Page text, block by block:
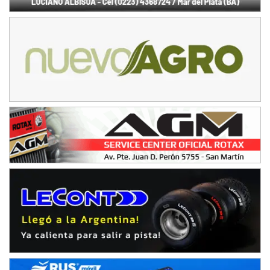
08/09-AGO
Baradero (Buenos Aires)
KDO - F6
ENTRERRIANO - F6 (POSTERGADA)
Parque de la Velocidad (Asfalto)
Villaguay (Entre Ríos)
VICTORIENSE - F7
PATAGONICO - F6
Moto Club Reginense (Tierra)
Gral. E. Godoy (Río Negro)
CSK - F7
Juventud Unida (Tierra)